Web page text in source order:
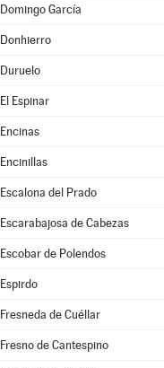
Domingo García
Donhierro
Duruelo
El Espinar
Encinas
Encinillas
Escalona del Prado
Escarabajosa de Cabezas
Escobar de Polendos
Espirdo
Fresneda de Cuéllar
Fresno de Cantespino